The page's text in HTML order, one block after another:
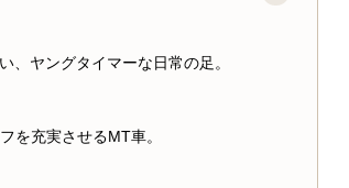
、ヤングタイマーな日常の足。
を充実させるMT車。